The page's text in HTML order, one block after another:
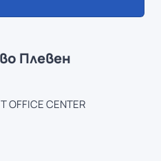
Плевен
OFFICE CENTER